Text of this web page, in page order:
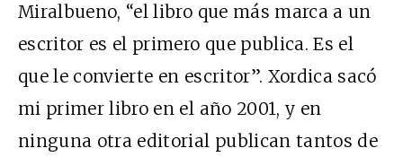
Miralbueno, “el libro que más marca a un
escritor es el primero que publica. Es el
que le convierte en escritor”. Xordica sacó
mi primer libro en el año 2001, y en
ninguna otra editorial publican tantos de